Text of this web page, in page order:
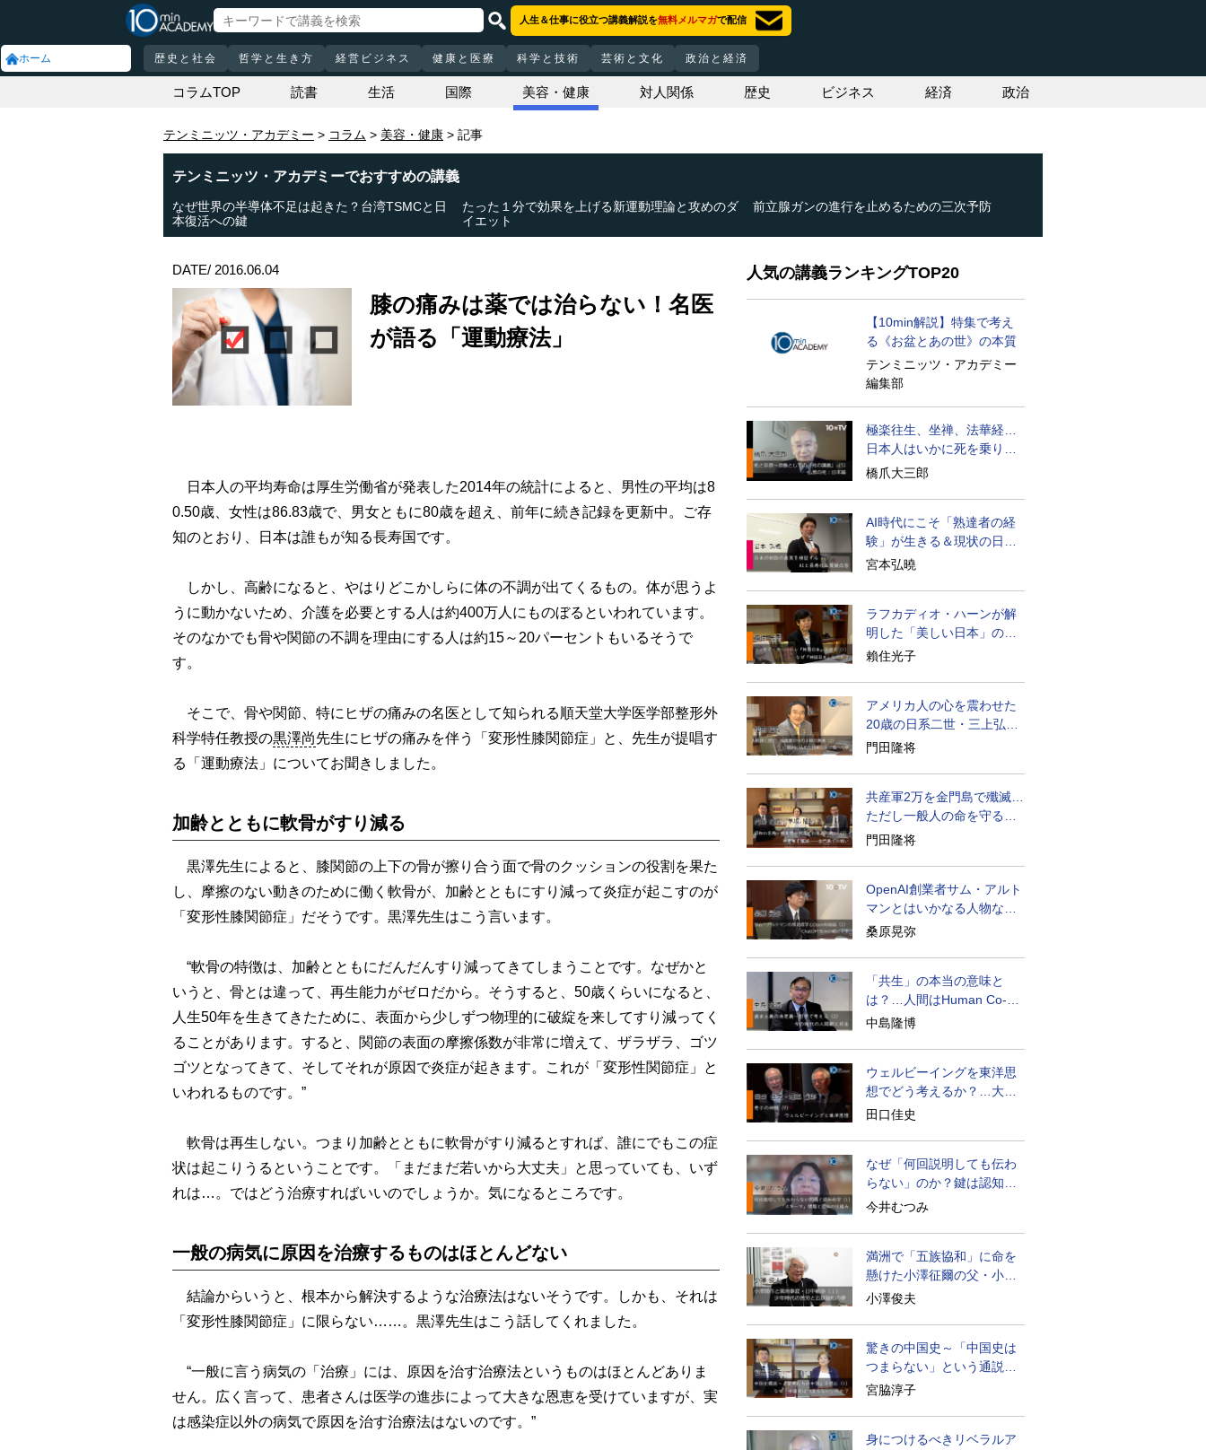
ホーム
人生＆仕事に役立つ講義解説を無料メルマガで配信
歴史と社会 哲学と生き方 経営ビジネス 健康と医療 科学と技術 芸術と文化 政治と経済
コラムTOP 読書 生活 国際 美容・健康 対人関係 歴史 ビジネス 経済 政治
テンミニッツ・アカデミー コラム 美容・健康 記事
テンミニッツ・アカデミーでおすすめの講義
なぜ世界の半導体不足は起きた？台湾TSMCと日
本復活への鍵
たった１分で効果を上げる新運動理論と攻めのダ
イエット
前立腺ガンの進行を止めるための三次予防
DATE/ 2016.06.04
膝の痛みは薬では治らない！名医
が語る「運動療法」
日本人の平均寿命は厚生労働省が発表した2014年の統計によると、男性の平均は8
0.50歳、女性は86.83歳で、男女ともに80歳を超え、前年に続き記録を更新中。ご存
知のとおり、日本は誰もが知る長寿国です。
しかし、高齢になると、やはりどこかしらに体の不調が出てくるもの。体が思うよ
うに動かないため、介護を必要とする人は約400万人にものぼるといわれています。
そのなかでも骨や関節の不調を理由にする人は約15～20パーセントもいるそうで
す。
そこで、骨や関節、特にヒザの痛みの名医として知られる順天堂大学医学部整形外
科学特任教授の黒澤尚先生にヒザの痛みを伴う「変形性膝関節症」と、先生が提唱す
る「運動療法」についてお聞きしました。
加齢とともに軟骨がすり減る
黒澤先生によると、膝関節の上下の骨が擦り合う面で骨のクッションの役割を果た
し、摩擦のない動きのために働く軟骨が、加齢とともにすり減って炎症が起こすのが
「変形性膝関節症」だそうです。黒澤先生はこう言います。
“軟骨の特徴は、加齢とともにだんだんすり減ってきてしまうことです。なぜかと
いうと、骨とは違って、再生能力がゼロだから。そうすると、50歳くらいになると、
人生50年を生きてきたために、表面から少しずつ物理的に破綻を来してすり減ってく
ることがあります。すると、関節の表面の摩擦係数が非常に増えて、ザラザラ、ゴツ
ゴツとなってきて、そしてそれが原因で炎症が起きます。これが「変形性関節症」と
いわれるものです。”
軟骨は再生しない。つまり加齢とともに軟骨がすり減るとすれば、誰にでもこの症
状は起こりうるということです。「まだまだ若いから大丈夫」と思っていても、いず
れは…。ではどう治療すればいいのでしょうか。気になるところです。
一般の病気に原因を治療するものはほとんどない
結論からいうと、根本から解決するような治療法はないそうです。しかも、それは
「変形性膝関節症」に限らない……。黒澤先生はこう話してくれました。
“一般に言う病気の「治療」には、原因を治す治療法というものはほとんどありま
せん。広く言って、患者さんは医学の進歩によって大きな恩恵を受けていますが、実
は感染症以外の病気で原因を治す治療法はないのです。”
人気の講義ランキングTOP20
【10min解説】特集で考え
る《お盆とあの世》の本質
テンミニッツ・アカデミー
編集部
極楽往生、坐禅、法華経…
日本人はいかに死を乗り越
えるか
橋爪大三郎
AI時代にこそ「熟達者の経
験」が生きる＆現状の日本
経済の実情は
宮本弘曉
ラフカディオ・ハーンが解
明した「美しい日本」の秘
密と未来
賴住光子
アメリカ人の心を震わせた
20歳の日系二世・三上弘文
の翻訳
門田隆将
共産軍2万を金門島で殲滅…
ただし一般人の命を守る軍
人の本義を重視
門田隆将
OpenAI創業者サム・アルト
マンとはいかなる人物なの
か
桑原晃弥
「共生」の本当の意味と
は？…人間はHuman Co-
becoming
中島隆博
ウェルビーイングを東洋思
想でどう考えるか？…大事
な二つの教え
田口佳史
なぜ「何回説明しても伝わ
らない」のか？鍵は認知の
仕組み
今井むつみ
満洲で「五族協和」に命を
懸けた小澤征爾の父・小澤
開作
小澤俊夫
驚きの中国史～「中国史は
つまらない」という通説の
裏の波乱の真実
宮脇淳子
身につけるべきリベラルア